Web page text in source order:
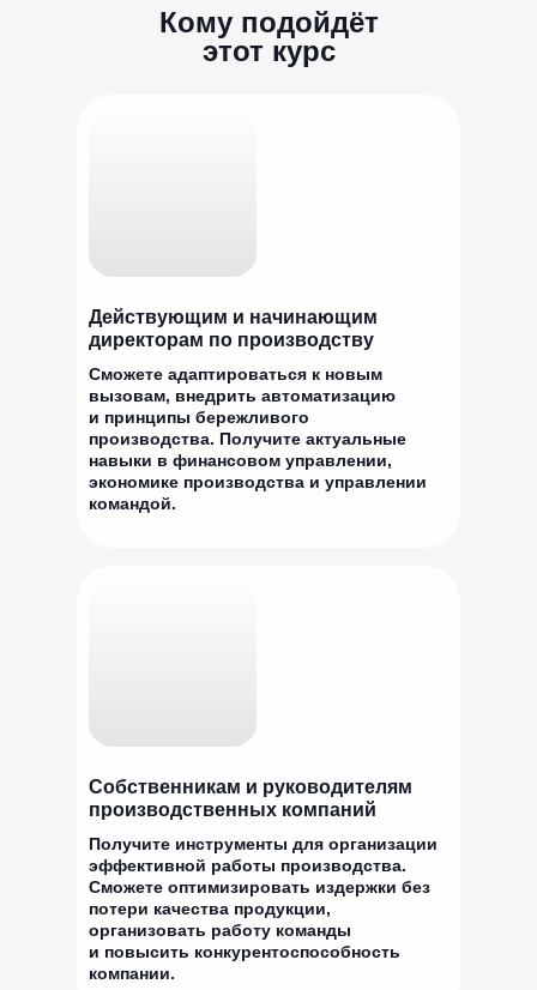
Действующим и начинающим
директорам по производству
Сможете адаптироваться к новым
вызовам, внедрить автоматизацию
и принципы бережливого
производства. Получите актуальные
навыки в финансовом управлении,
экономике производства и управлении
командой.
Кому подойдёт
этот курс
Получите инструменты для организации
эффективной работы производства.
Сможете оптимизировать издержки без
потери качества продукции,
организовать работу команды
и повысить конкурентоспособность
компании.
Собственникам и руководителям
производственных компаний